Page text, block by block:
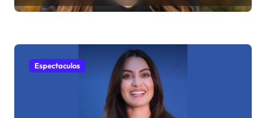
Espectaculos